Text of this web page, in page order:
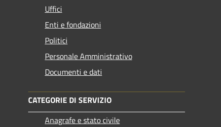
Uffici
Enti e fondazioni
Politici
Personale Amministrativo
Documenti e dati
CATEGORIE DI SERVIZIO
Anagrafe e stato civile